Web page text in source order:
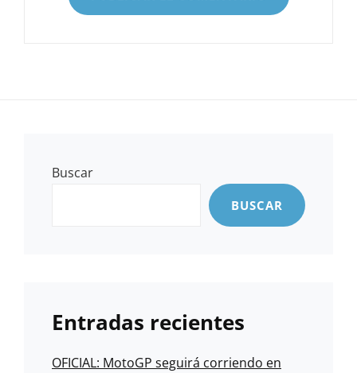
Buscar
BUSCAR
Entradas recientes
OFICIAL: MotoGP seguirá corriendo en